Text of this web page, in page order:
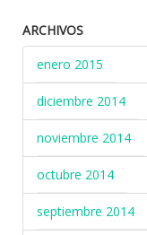
ARCHIVOS
enero 2015
diciembre 2014
noviembre 2014
octubre 2014
septiembre 2014